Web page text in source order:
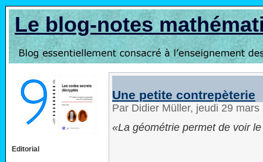
Le blog-notes
Editorial
Une petite contrepèterie
Par Didier Müller, jeudi 29
La géométrie permet de voir